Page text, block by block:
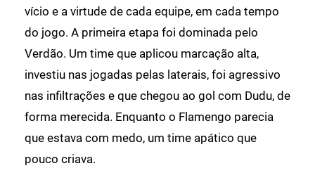
vício e a virtude de cada equipe, em cada tempo
do jogo. A primeira etapa foi dominada pelo
Verdão. Um time que aplicou marcação alta,
investiu nas jogadas pelas laterais, foi agressivo
nas infiltrações e que chegou ao gol com Dudu, de
forma merecida. Enquanto o Flamengo parecia
que estava com medo, um time apático que
pouco criava.